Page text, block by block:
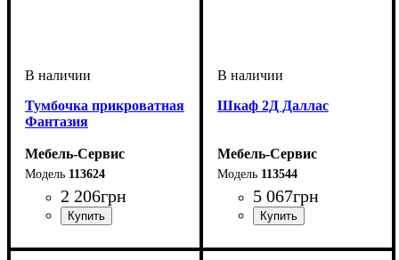
Тумбочка прикроватная
Фантазия
Мебель-Сервис
113624
2 206грн
Шкаф 2Д Даллас
Мебель-Сервис
113544
5 067грн